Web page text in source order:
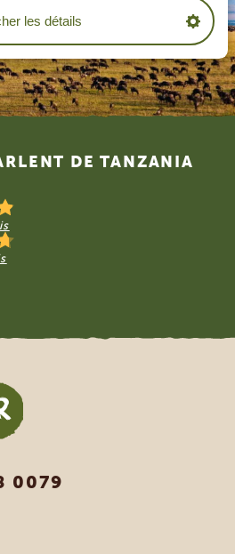
les détails
DE TANZANIA
0079